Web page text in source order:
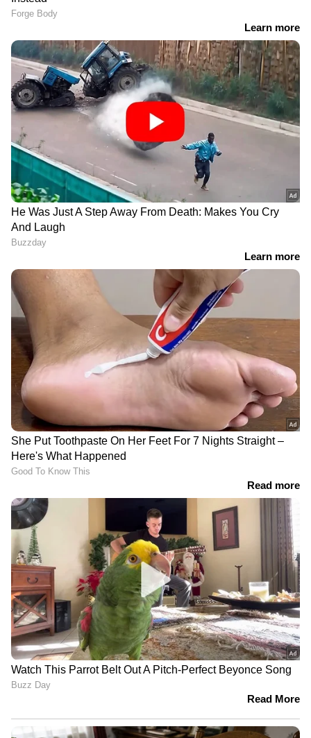
വി.ഡി.
സവർക്കറെ പുകഴ്ത്തിയ
വിവാദ ചോദ്യാവലിയിൽ
കർശന നടപടിക്ക്
നിർദേശം നൽകി
വിദ്യാഭ്യാസ മന്ത്രി എൻ.
ഷംസുദ്ദീൻ
യുഎസ് പ്രസിഡൻ്റ്
ഡോണൾഡ് ട്രംപിൻ്റെ
മരുമകൻ മൈക്കൽ
ബൂലോസ് ആലപ്പുഴയിൽ;
എത്തിയത് എട്ടംഗ
ഔദ്യോഗിക വാഹനം
കണ്ടില്ല; ഓട്ടോറിക്ഷയിൽ
യാത്ര ചെയ്ത് കേന്ദ്രമന്ത്രി
സുരേഷ് ഗോപി
വിദ്യാർഥികളുടെ
ക്വിസ്മൽസരത്തിൽ
സവർക്കറുമായി
ബന്ധപ്പെട്ട ചോദ്യം;
എഇഒമാരോട് റിപ്പോർട്ട്
തേടി, പ്രതിഷേധം
LATEST VIDEOS
അർജുൻ ആയങ്കി ഒളിവിൽ തന്നെ;
ഇരുട്ടിൽ തപ്പി പൊലീസ്,
ആയങ്കിയുമായി അടുപ്പമുള്ള 21
പേർ കസ്റ്റഡിയിൽ
ബെംഗളൂരുവിൽ കെ എസ് ആർ ടി
സി ബസ് അപകടത്തിൽപെട്ട് രണ്ട്
മരണം